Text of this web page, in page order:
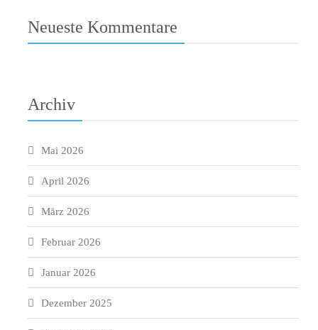
Neueste Kommentare
Archiv
Mai 2026
April 2026
März 2026
Februar 2026
Januar 2026
Dezember 2025